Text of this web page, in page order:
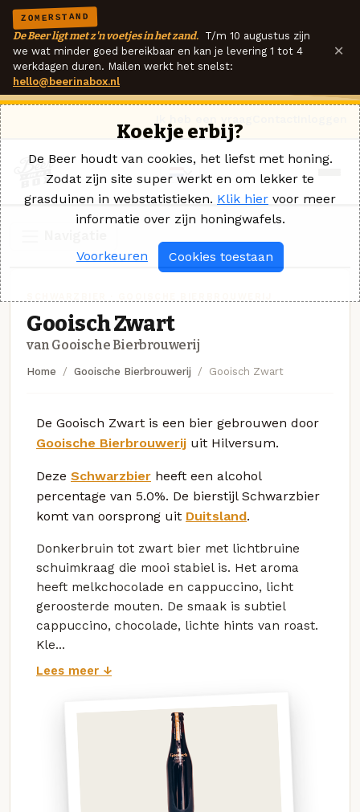
ZOMERSTAND
De Beer ligt met z'n voetjes in het zand. T/m 10 augustus zijn
we wat minder goed bereikbaar en kan je levering 1 tot 4
werkdagen duren. Mailen werkt het snelst:
hello@beerinabox.nl
×
Gooisch Zwart
van Gooische Bierbrouwerij
Home Gooische Bierbrouwerij Gooisch Zwart
De Gooisch Zwart is een bier gebrouwen door
Gooische Bierbrouwerij uit Hilversum.
Deze Schwarzbier heeft een alcohol
percentage van 5.0%. De bierstijl Schwarzbier
komt van oorsprong uit Duitsland.
Donkerbruin tot zwart bier met lichtbruine
schuimkraag die mooi stabiel is. Het aroma
heeft melkchocolade en cappuccino, licht
geroosterde mouten. De smaak is subtiel
cappuccino, chocolade, lichte hints van roast.
Kle...
Lees meer ↓
Koekje erbij?
De Beer houdt van cookies, het liefst met honing.
Zodat zijn site super werkt en om lekker te
grasduinen in webstatistieken. Klik hier voor meer
informatie over zijn honingwafels.
Voorkeuren Cookies toestaan